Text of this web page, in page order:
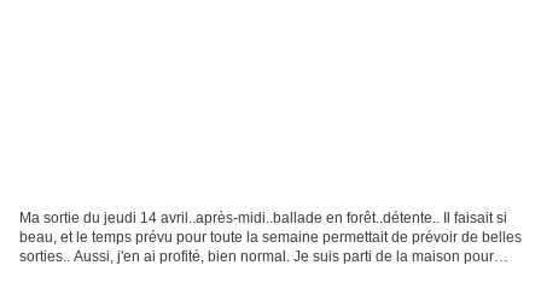
Ma sortie du jeudi 14 avril..après-midi..ballade en forêt..détente.. Il faisait si
beau, et le temps prévu pour toute la semaine permettait de prévoir de belles
sorties.. Aussi, j'en ai profité, bien normal. Je suis parti de la maison pour